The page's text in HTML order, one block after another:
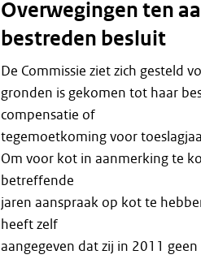
Overwegingen ten
bestreden besluit
De Commissie ziet zich gesteld
gronden is gekomen tot haar
compensatie of
tegemoetkoming voor
Om voor kot in aanmerking te
betreffende
jaren aanspraak op kot te
heeft zelf
aangegeven dat zij in 2011